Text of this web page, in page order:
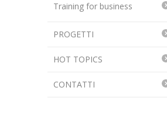
Training for business
PROGETTI
HOT TOPICS
CONTATTI